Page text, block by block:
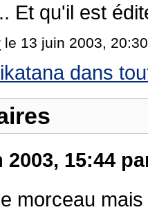
Et qu'il est
le 13 juin 2003,
dans
2003, 15:44
morceau